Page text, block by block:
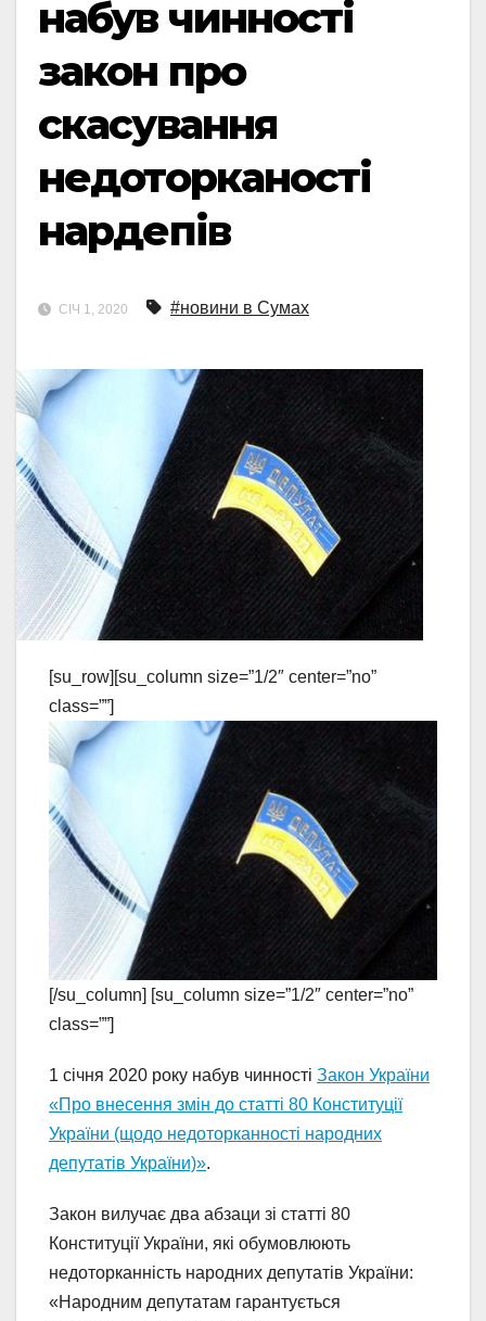
набув чинності
закон про
скасування
недоторканості
нардепів
СІЧ 1, 2020 #новини в Сумах
[su_row][su_column size=”1/2″ center=”no”
class=””]
[/su_column] [su_column size=”1/2″ center=”no”
class=””]
1 січня 2020 року набув чинності Закон України
«Про внесення змін до статті 80 Конституції
України (щодо недоторканності народних
депутатів України)».
Закон вилучає два абзаци зі статті 80
Конституції України, які обумовлюють
недоторканність народних депутатів України:
«Народним депутатам гарантується